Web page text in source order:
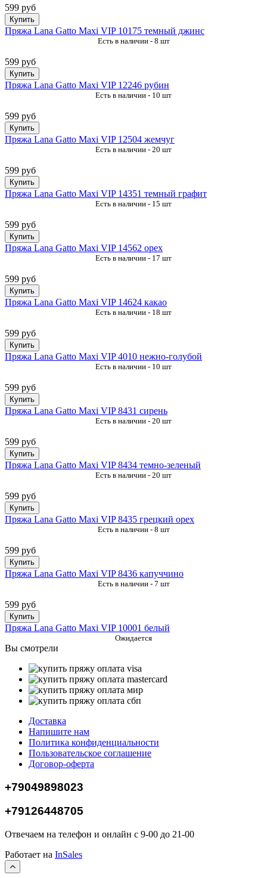
599 руб
Купить
Пряжа Lana Gatto Maxi VIP 10175 темный джинс
Есть в наличии - 8 шт
599 руб
Купить
Пряжа Lana Gatto Maxi VIP 12246 рубин
Есть в наличии - 10 шт
599 руб
Купить
Пряжа Lana Gatto Maxi VIP 12504 жемчуг
Есть в наличии - 20 шт
599 руб
Купить
Пряжа Lana Gatto Maxi VIP 14351 темный графит
Есть в наличии - 15 шт
599 руб
Купить
Пряжа Lana Gatto Maxi VIP 14562 орех
Есть в наличии - 17 шт
599 руб
Купить
Пряжа Lana Gatto Maxi VIP 14624 какао
Есть в наличии - 18 шт
599 руб
Купить
Пряжа Lana Gatto Maxi VIP 4010 нежно-голубой
Есть в наличии - 10 шт
599 руб
Купить
Пряжа Lana Gatto Maxi VIP 8431 сирень
Есть в наличии - 20 шт
599 руб
Купить
Пряжа Lana Gatto Maxi VIP 8434 темно-зеленый
Есть в наличии - 20 шт
599 руб
Купить
Пряжа Lana Gatto Maxi VIP 8435 грецкий орех
Есть в наличии - 8 шт
599 руб
Купить
Пряжа Lana Gatto Maxi VIP 8436 капуччино
Есть в наличии - 7 шт
599 руб
Купить
Пряжа Lana Gatto Maxi VIP 10001 белый
Ожидается
Вы смотрели
Доставка
Напишите нам
Политика конфиденциальности
Пользовательское соглашение
Договор-оферта
+79049898023
+79126448705
Отвечаем на телефон и онлайн с 9-00 до 21-00
Работает на InSales